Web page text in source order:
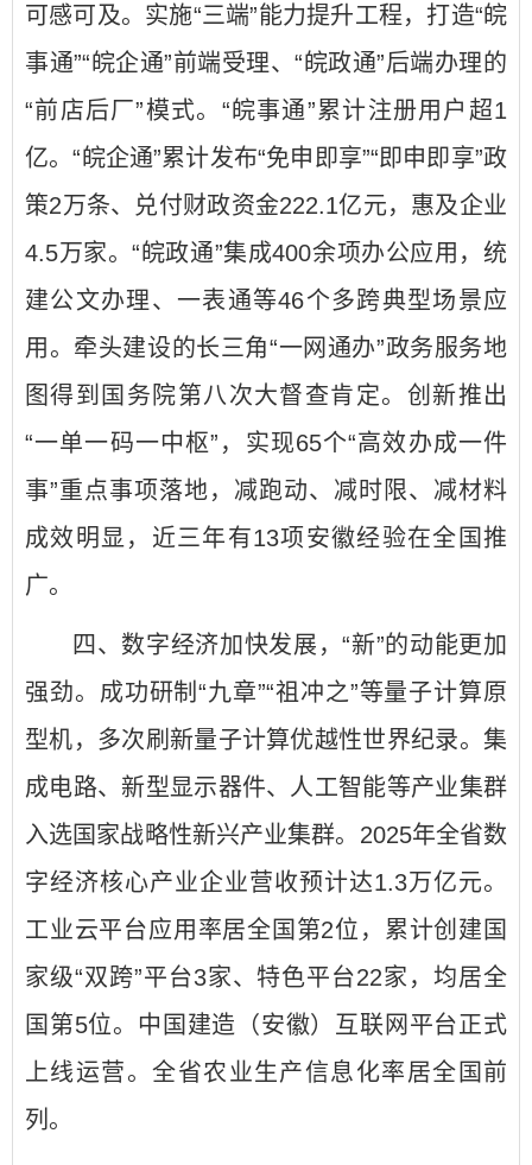
可感可及。实施“三端”能力提升工程，打造“皖
事通”“皖企通”前端受理、“皖政通”后端办理的
“前店后厂”模式。“皖事通”累计注册用户超1
亿。“皖企通”累计发布“免申即享”“即申即享”政
策2万条、兑付财政资金222.1亿元，惠及企业
4.5万家。“皖政通”集成400余项办公应用，统
建公文办理、一表通等46个多跨典型场景应
用。牵头建设的长三角“一网通办”政务服务地
图得到国务院第八次大督查肯定。创新推出
“一单一码一中枢”，实现65个“高效办成一件
事”重点事项落地，减跑动、减时限、减材料
成效明显，近三年有13项安徽经验在全国推
广。
四、数字经济加快发展，“新”的动能更加
强劲。成功研制“九章”“祖冲之”等量子计算原
型机，多次刷新量子计算优越性世界纪录。集
成电路、新型显示器件、人工智能等产业集群
入选国家战略性新兴产业集群。2025年全省数
字经济核心产业企业营收预计达1.3万亿元。
工业云平台应用率居全国第2位，累计创建国
家级“双跨”平台3家、特色平台22家，均居全
国第5位。中国建造（安徽）互联网平台正式
上线运营。全省农业生产信息化率居全国前
列。